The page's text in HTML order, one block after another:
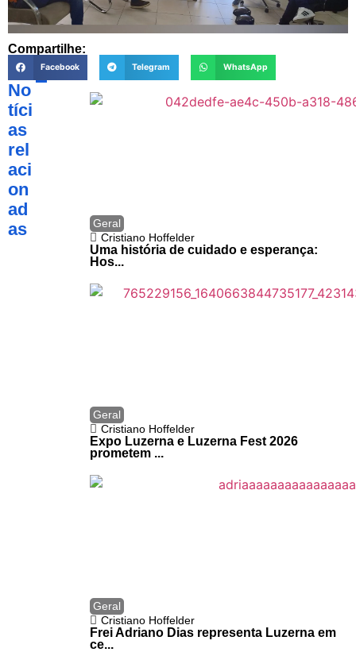
Compartilhe:
Facebook Telegram WhatsApp
No
tíci
as
rel
aci
on
ad
as
Geral
Cristiano Hoffelder
Uma história de cuidado e esperança:
Hos...
Geral
Cristiano Hoffelder
Expo Luzerna e Luzerna Fest 2026
prometem ...
Geral
Cristiano Hoffelder
Frei Adriano Dias representa Luzerna em
ce...